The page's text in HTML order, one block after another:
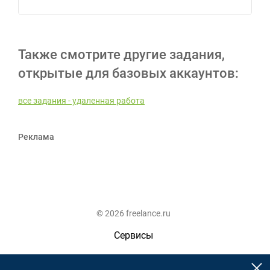
Также смотрите другие задания,
открытые для базовых аккаунтов:
все задания - удаленная работа
Реклама
© 2026 freelance.ru
Сервисы
Помощь